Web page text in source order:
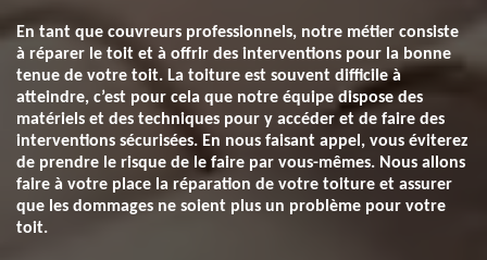
En tant que couvreurs professionnels, notre métier consiste
à réparer le toit et à offrir des interventions pour la bonne
tenue de votre toit. La toiture est souvent difficile à
atteindre, c’est pour cela que notre équipe dispose des
matériels et des techniques pour y accéder et de faire des
interventions sécurisées. En nous faisant appel, vous éviterez
de prendre le risque de le faire par vous-mêmes. Nous allons
faire à votre place la réparation de votre toiture et assurer
que les dommages ne soient plus un problème pour votre
toit.